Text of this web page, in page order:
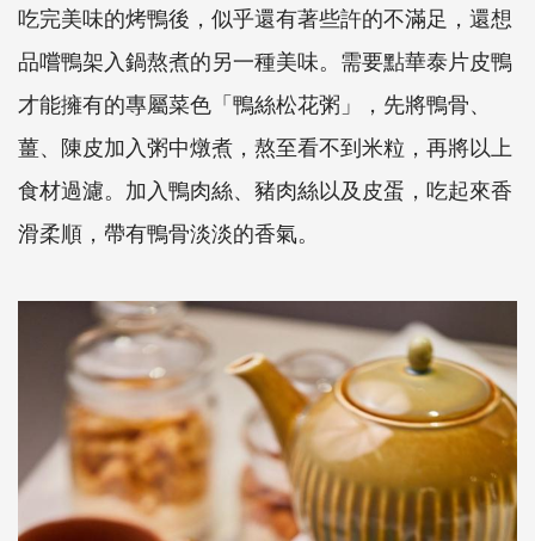
吃完美味的烤鴨後，似乎還有著些許的不滿足，還想
品嚐鴨架入鍋熬煮的另一種美味。需要點華泰片皮鴨
才能擁有的專屬菜色「鴨絲松花粥」，先將鴨骨、
薑、陳皮加入粥中燉煮，熬至看不到米粒，再將以上
食材過濾。加入鴨肉絲、豬肉絲以及皮蛋，吃起來香
滑柔順，帶有鴨骨淡淡的香氣。